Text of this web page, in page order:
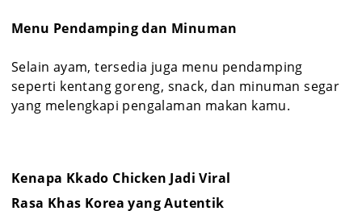
Menu Pendamping dan Minuman
Selain ayam, tersedia juga menu pendamping
seperti kentang goreng, snack, dan minuman segar
yang melengkapi pengalaman makan kamu.
Kenapa Kkado Chicken Jadi Viral
Rasa Khas Korea yang Autentik